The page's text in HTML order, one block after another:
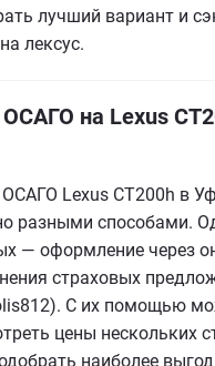
лучший вариант и
лексус.
ОСАГО на Lexus
Lexus CT200h в
разными способами.
— оформление через
страховых
С их помощью
цены нескольких
наиболее